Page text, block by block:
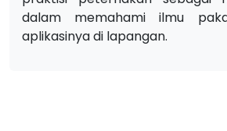
dalam memahami ilmu
aplikasinya di lapangan.